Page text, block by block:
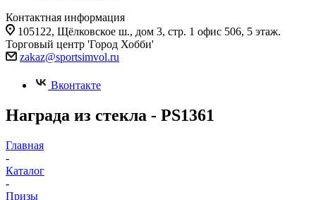
Контактная информация
105122, Щёлковское ш., дом 3, стр. 1 офис 506, 5 этаж.
Торговый центр 'Город Хобби'
zakaz@sportsimvol.ru
Вконтакте
Награда из стекла - PS1361
Главная
-
Каталог
-
Призы